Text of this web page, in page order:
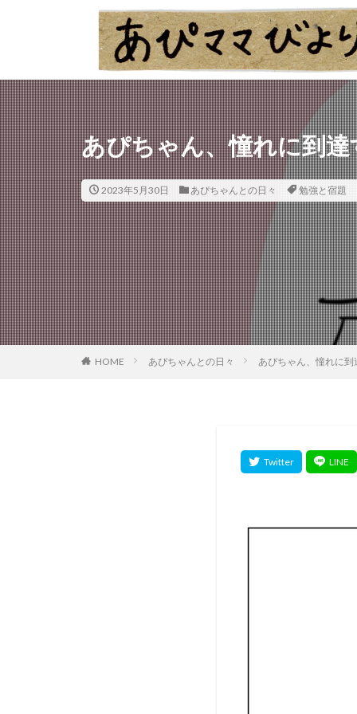
あぴちゃん、憧れに到達
2023年5月30日 あぴちゃんとの日々 勉強と宿題
HOME あぴちゃんとの日々 あぴちゃん、憧れに到